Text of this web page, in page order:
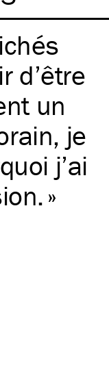
d’être
un
je
j’ai